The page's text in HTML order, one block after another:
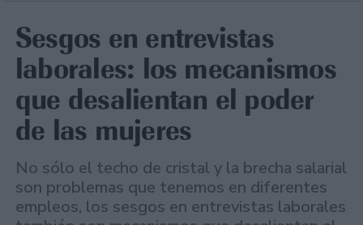
Sesgos en entrevistas
laborales: los mecanismos
que desalientan el poder
de las mujeres
No sólo el techo de cristal y la brecha salarial
son problemas que tenemos en diferentes
empleos, los sesgos en entrevistas laborales